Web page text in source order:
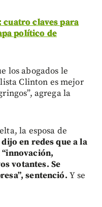
cuatro claves para
político de
los abogados le
Clinton es mejor
agrega la
la esposa de
dijo en redes que a la
votantes. Se
sentenció. Y se